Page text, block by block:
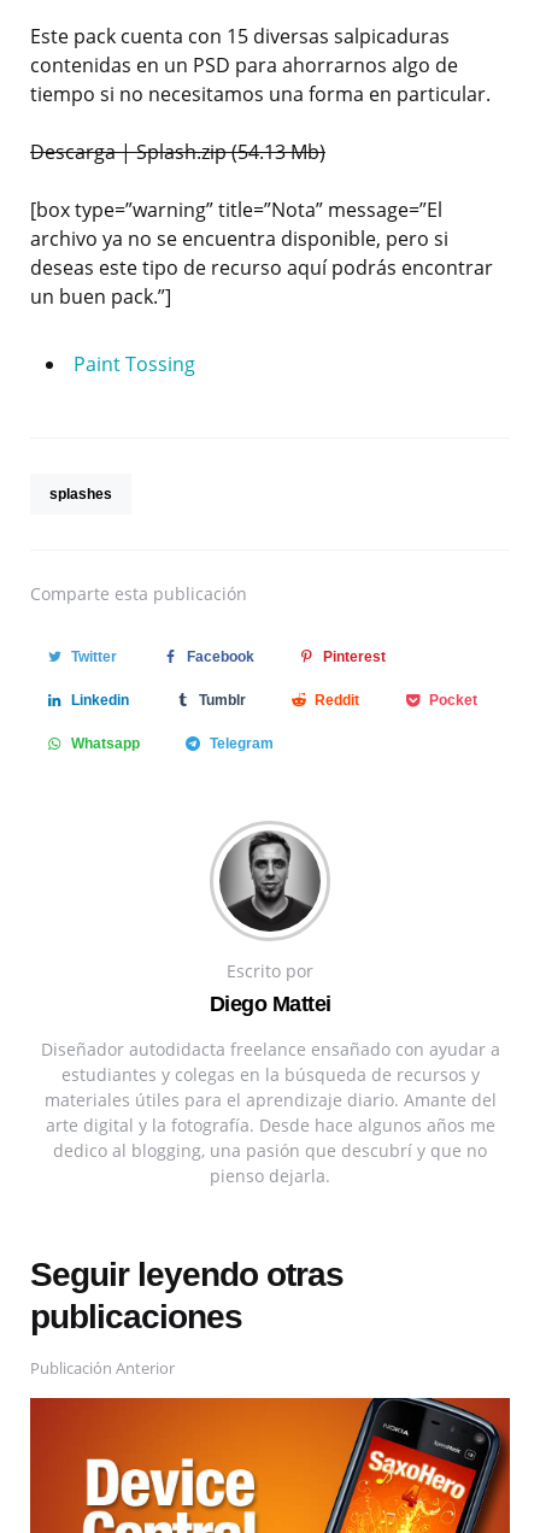
Este pack cuenta con 15 diversas salpicaduras
contenidas en un PSD para ahorrarnos algo de
tiempo si no necesitamos una forma en particular.
Descarga | Splash.zip (54.13 Mb)
[box type=”warning” title=”Nota” message=”El
archivo ya no se encuentra disponible, pero si
deseas este tipo de recurso aquí podrás encontrar
un buen pack.”]
PaintTossing
splashes
Comparte esta publicación
Twitter Facebook Pinterest
Linkedin Tumblr Reddit Pocket
Whatsapp Telegram
Escrito por
Diego Mattei
Diseñador autodidacta freelance ensañado con ayudar a
estudiantes y colegas en la búsqueda de recursos y
materiales útiles para el aprendizaje diario. Amante del
arte digital y la fotografía. Desde hace algunos años me
dedico al blogging, una pasión que descubrí y que no
pienso dejarla.
Seguir leyendo otras
publicaciones
Publicación Anterior